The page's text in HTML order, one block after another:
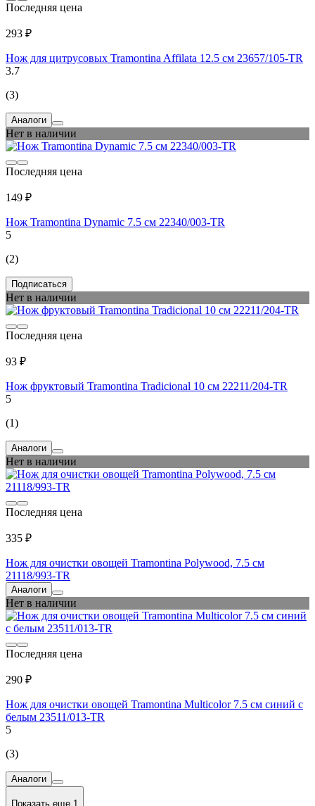
Последняя цена
293 ₽
Нож для цитрусовых Tramontina Affilata 12.5 см 23657/105-TR
3.7
(3)
Аналоги
Нет в наличии
Последняя цена
149 ₽
Нож Tramontina Dynamic 7.5 см 22340/003-TR
5
(2)
Подписаться
Нет в наличии
Последняя цена
93 ₽
Нож фруктовый Tramontina Tradicional 10 см 22211/204-TR
5
(1)
Аналоги
Нет в наличии
Последняя цена
335 ₽
Нож для очистки овощей Tramontina Polywood, 7.5 см
21118/993-TR
Аналоги
Нет в наличии
Последняя цена
290 ₽
Нож для очистки овощей Tramontina Multicolor 7.5 см синий с
белым 23511/013-TR
5
(3)
Аналоги
Показать еще 1